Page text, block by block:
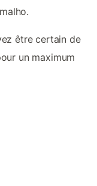
être certain de
un maximum